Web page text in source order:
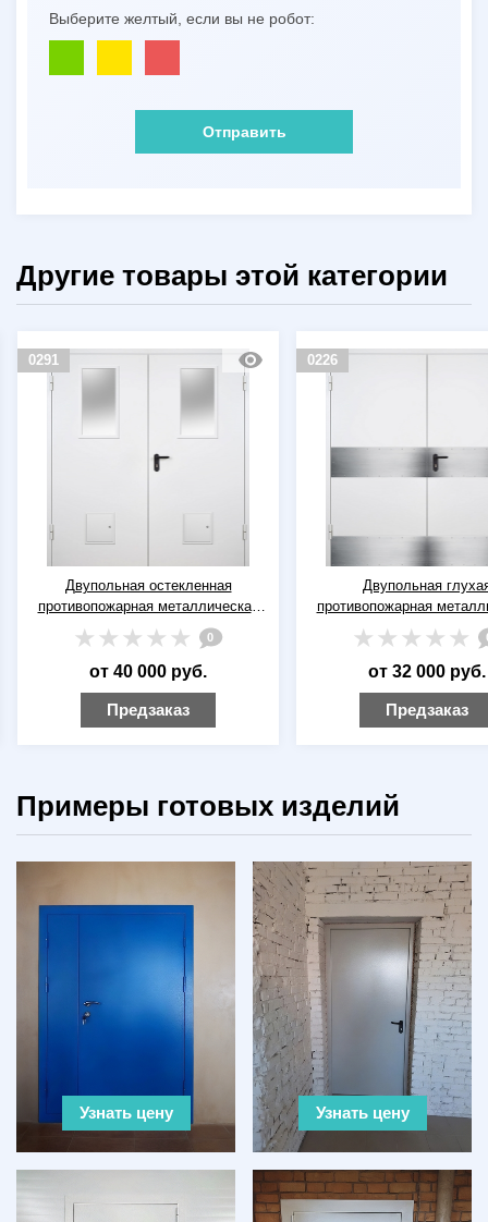
Выберите желтый, если вы не робот:
Отправить
Другие товары этой категории
0291
Двупольная остекленная
противопожарная металлическая
дверь ДПМ(О)-02 EI-60 RAL 9016
(белая) со стыковочными узлами
0
от 40 000 руб.
Предзаказ
0226
Двупольная
противопожарная
дверь ДПМ-02 EI-60
(белая) с отбойниками
от 32 000 руб.
Предзаказ
Примеры готовых изделий
Узнать цену Узнать цену